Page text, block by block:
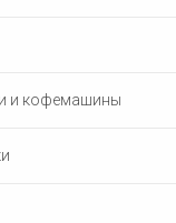
и кофемашины